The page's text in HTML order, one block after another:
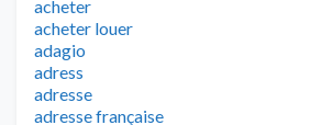
acheter
acheter louer
adagio
adress
adresse
adresse française